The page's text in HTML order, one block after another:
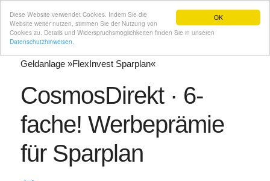
OK
Diese Website verwendet Cookies. Indem Sie die
Website weiter nutzen, stimmen Sie der Nutzung von
Cookies zu. Details und Widerspruchsmöglichkeiten finden Sie in unseren
Datenschutzhinweisen.
Geldanlage »FlexInvest Sparplan«
CosmosDirekt · 6-
fache! Werbeprämie
für Sparplan